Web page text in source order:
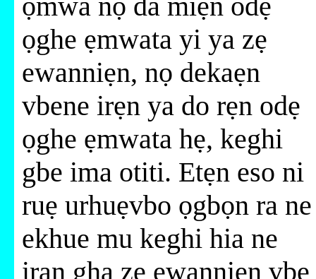
ọghe ẹmwata yi ya zẹ
ewanniẹn, nọ dekaẹn
vbene irẹn ya do rẹn odẹ
ọghe ẹmwata hẹ, keghi
gbe ima otiti. Etẹn eso ni
ruẹ urhuẹvbo ọgbọn ra ne
ekhue mu keghi hia ne
iran gha zẹ ewanniẹn vbe